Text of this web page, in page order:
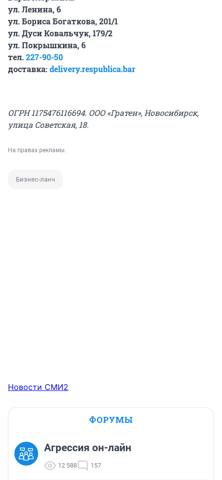
ул. Ленина, 6
ул. Бориса Богаткова, 201/1
ул. Дуси Ковальчук, 179/2
ул. Покрышкина, 6
тел.227-90-50
доставка: delivery.respublica.bar
ОГРН 1175476116694. ООО «Гратен», Новосибирск,
улица Советская, 18.
На правах рекламы.
Бизнес-ланч
Новости СМИ2
ФОРУМЫ
Агрессия он-лайн
12 588 157